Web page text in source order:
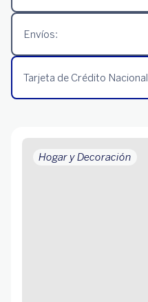
Envíos:
Tarjeta de Crédito Nacional
Hogar y Decoración